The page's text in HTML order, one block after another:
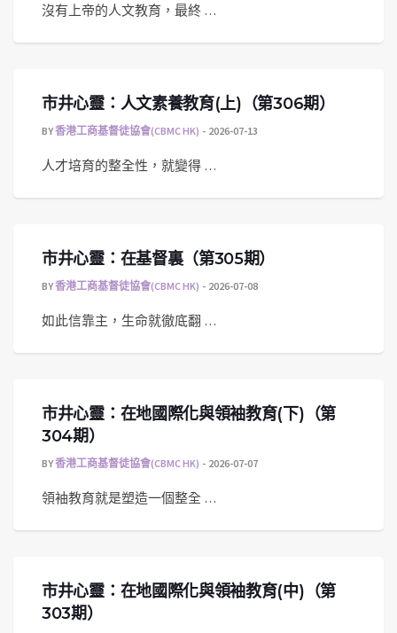
沒有上帝的人文教育，最終 …
市井心靈：人文素養教育(上)（第306期）
BY香港工商基督徒協會(CBMC HK) 2026-07-13
人才培育的整全性，就變得 …
市井心靈：在基督裏（第305期）
BY香港工商基督徒協會(CBMC HK) 2026-07-08
如此信靠主，生命就徹底翻 …
市井心靈：在地國際化與領袖教育(下)（第
304期）
BY香港工商基督徒協會(CBMC HK) 2026-07-07
領袖教育就是塑造一個整全 …
市井心靈：在地國際化與領袖教育(中)（第
303期）